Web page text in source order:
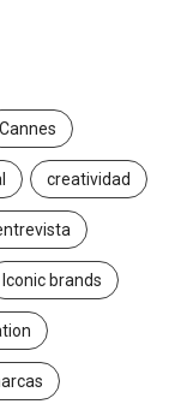
Cannes
creatividad
Iconic brands